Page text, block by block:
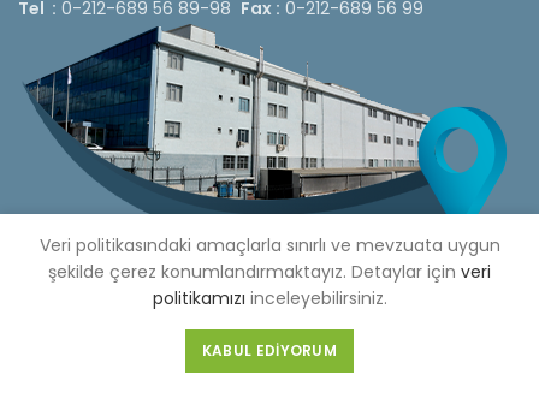
Tel : 0-212-689 56 89-98 Fax : 0-212-689 56 99
Copyright © 2020 Çetinkaya Pano |Çetinkaya Pano Fiyat
Veri politikasındaki amaçlarla sınırlı ve mevzuata uygun
şekilde çerez konumlandırmaktayız. Detaylar için veri
politikamızı inceleyebilirsiniz.
KABUL EDIYORUM